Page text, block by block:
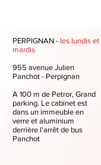
PERPIGNAN - les lundis et
mardis
955 avenue Julien
Panchot - Perpignan
A 100 m de Petror, Grand
parking. Le cabinet est
dans un immeuble en
verre et aluminium
derrière l'arrêt de bus
Panchot